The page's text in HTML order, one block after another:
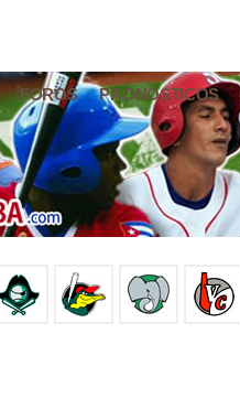
FOROS PRONÓSTICOS